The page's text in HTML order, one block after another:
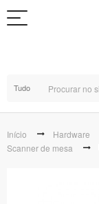
Tudo
Início Hardware
Scanner de mesa